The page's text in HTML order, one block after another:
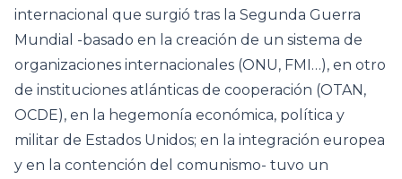
internacional que surgió tras la Segunda Guerra
Mundial -basado en la creación de un sistema de
organizaciones internacionales (ONU, FMI…), en otro
de instituciones atlánticas de cooperación (OTAN,
OCDE), en la hegemonía económica, política y
militar de Estados Unidos; en la integración europea
y en la contención del comunismo- tuvo un